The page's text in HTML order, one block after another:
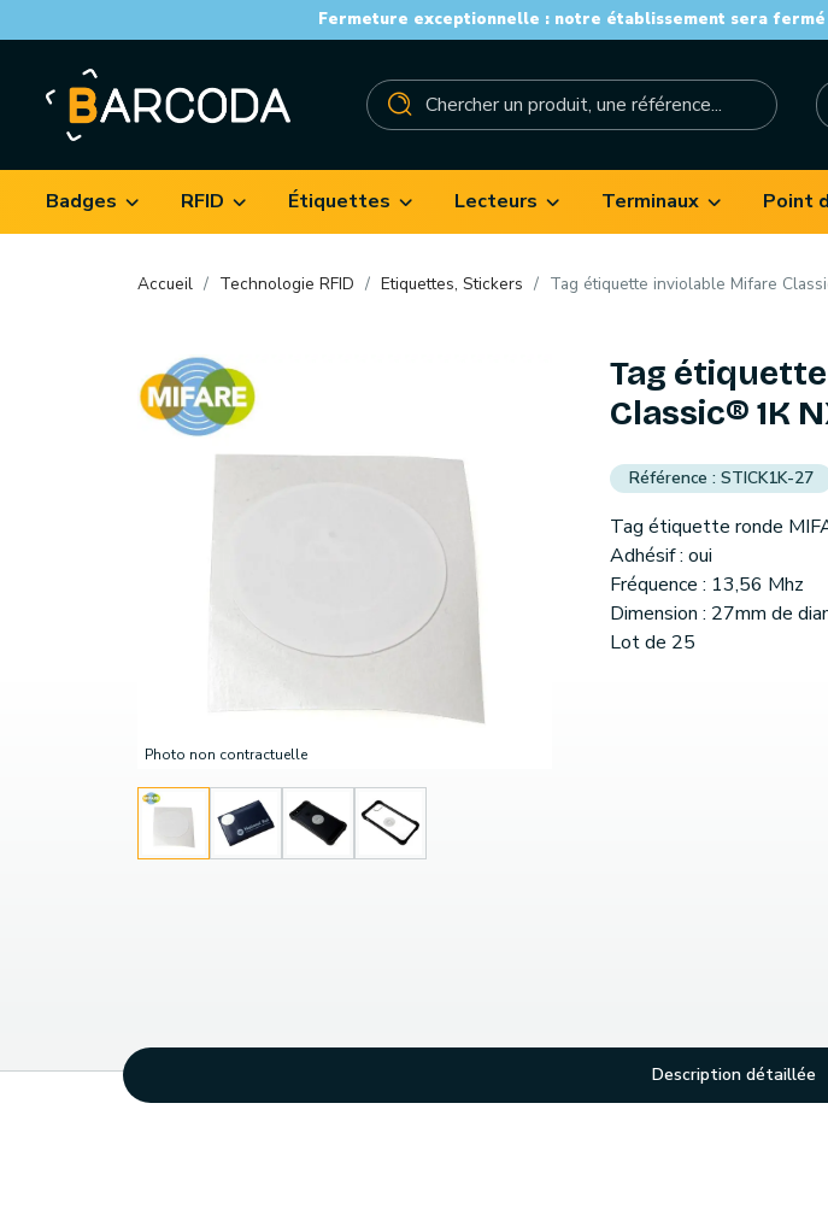
Fermeture exceptionnelle : notre établissement sera fermé
Badges RFID Étiquettes Lecteurs Terminaux Point
Accueil Technologie RFID Etiquettes, Stickers Tag étiquette inviolable Mifare
Photo non contractuelle
Tag
Classic® 1K
STICK1K-27
Tag étiquette ronde
Adhésif : oui
Fréquence : 13,56 Mhz
Dimension : 27mm de
Lot de 25
Description détaillée